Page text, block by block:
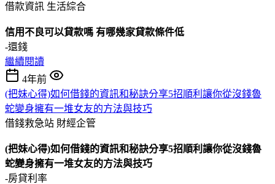
借款資訊 生活綜合
信用不良可以貸款嗎 有哪幾家貸款條件低
-還錢
繼續閱讀
4年前
(把妹心得)如何借錢的資訊和秘訣分享5招順利讓你從沒錢魯
蛇變身擁有一堆女友的方法與技巧
借錢救急站 財經企管
(把妹心得)如何借錢的資訊和秘訣分享5招順利讓你從沒錢魯
蛇變身擁有一堆女友的方法與技巧
-房貸利率